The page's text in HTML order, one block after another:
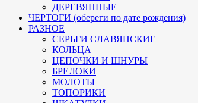
ДЕРЕВЯННЫЕ
ЧЕРТОГИ (обереги по дате рождения)
РАЗНОЕ
СЕРЬГИ СЛАВЯНСКИЕ
КОЛЬЦА
ЦЕПОЧКИ И ШНУРЫ
БРЕЛОКИ
МОЛОТЫ
ТОПОРИКИ